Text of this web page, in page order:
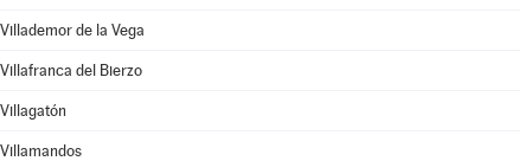
Villademor de la Vega
Villafranca del Bierzo
Villagatón
Villamandos